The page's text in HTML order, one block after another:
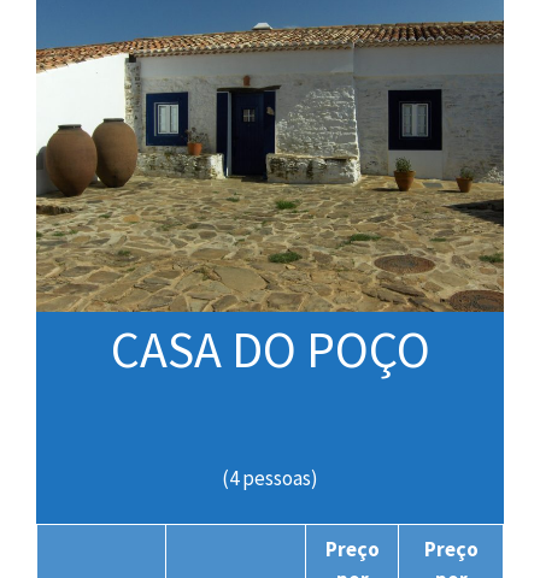
CASA DO POÇO
(4 pessoas)
Preço
Preço